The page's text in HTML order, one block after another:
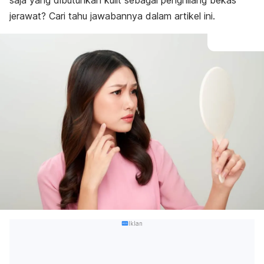
jerawat? Cari tahu jawabannya dalam artikel ini.
Iklan